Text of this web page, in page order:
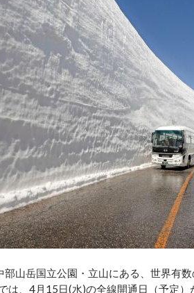
山岳国立公園・立山にある、世界有
は、4月15日(水)の全線開通日（予定）